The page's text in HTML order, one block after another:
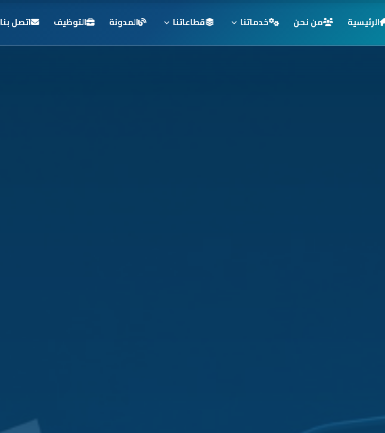
الرئيسية من نحن خدماتنا قطاعاتنا المدونة التوظيف اتصل بنا